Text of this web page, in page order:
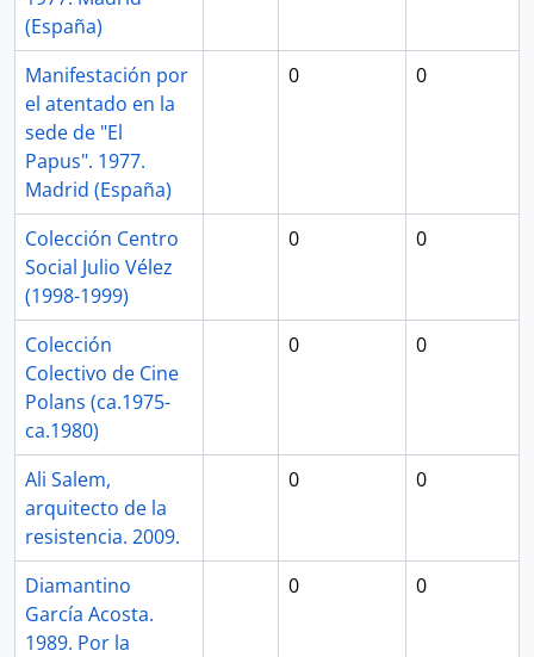
(España)
Manifestación por
el atentado en la
sede de "El
Papus". 1977.
Madrid (España)
0 0
Colección Centro
Social Julio Vélez
(1998-1999)
0 0
Colección
Colectivo de Cine
Polans (ca.1975-
ca.1980)
0 0
Ali Salem,
arquitecto de la
resistencia. 2009.
0 0
Diamantino
García Acosta.
1989. Por la
0 0